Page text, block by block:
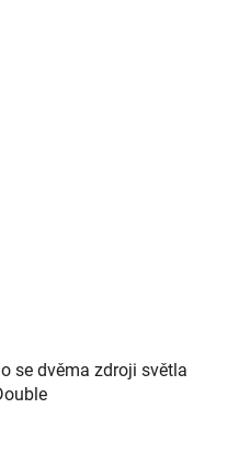
se dvěma zdroji světla